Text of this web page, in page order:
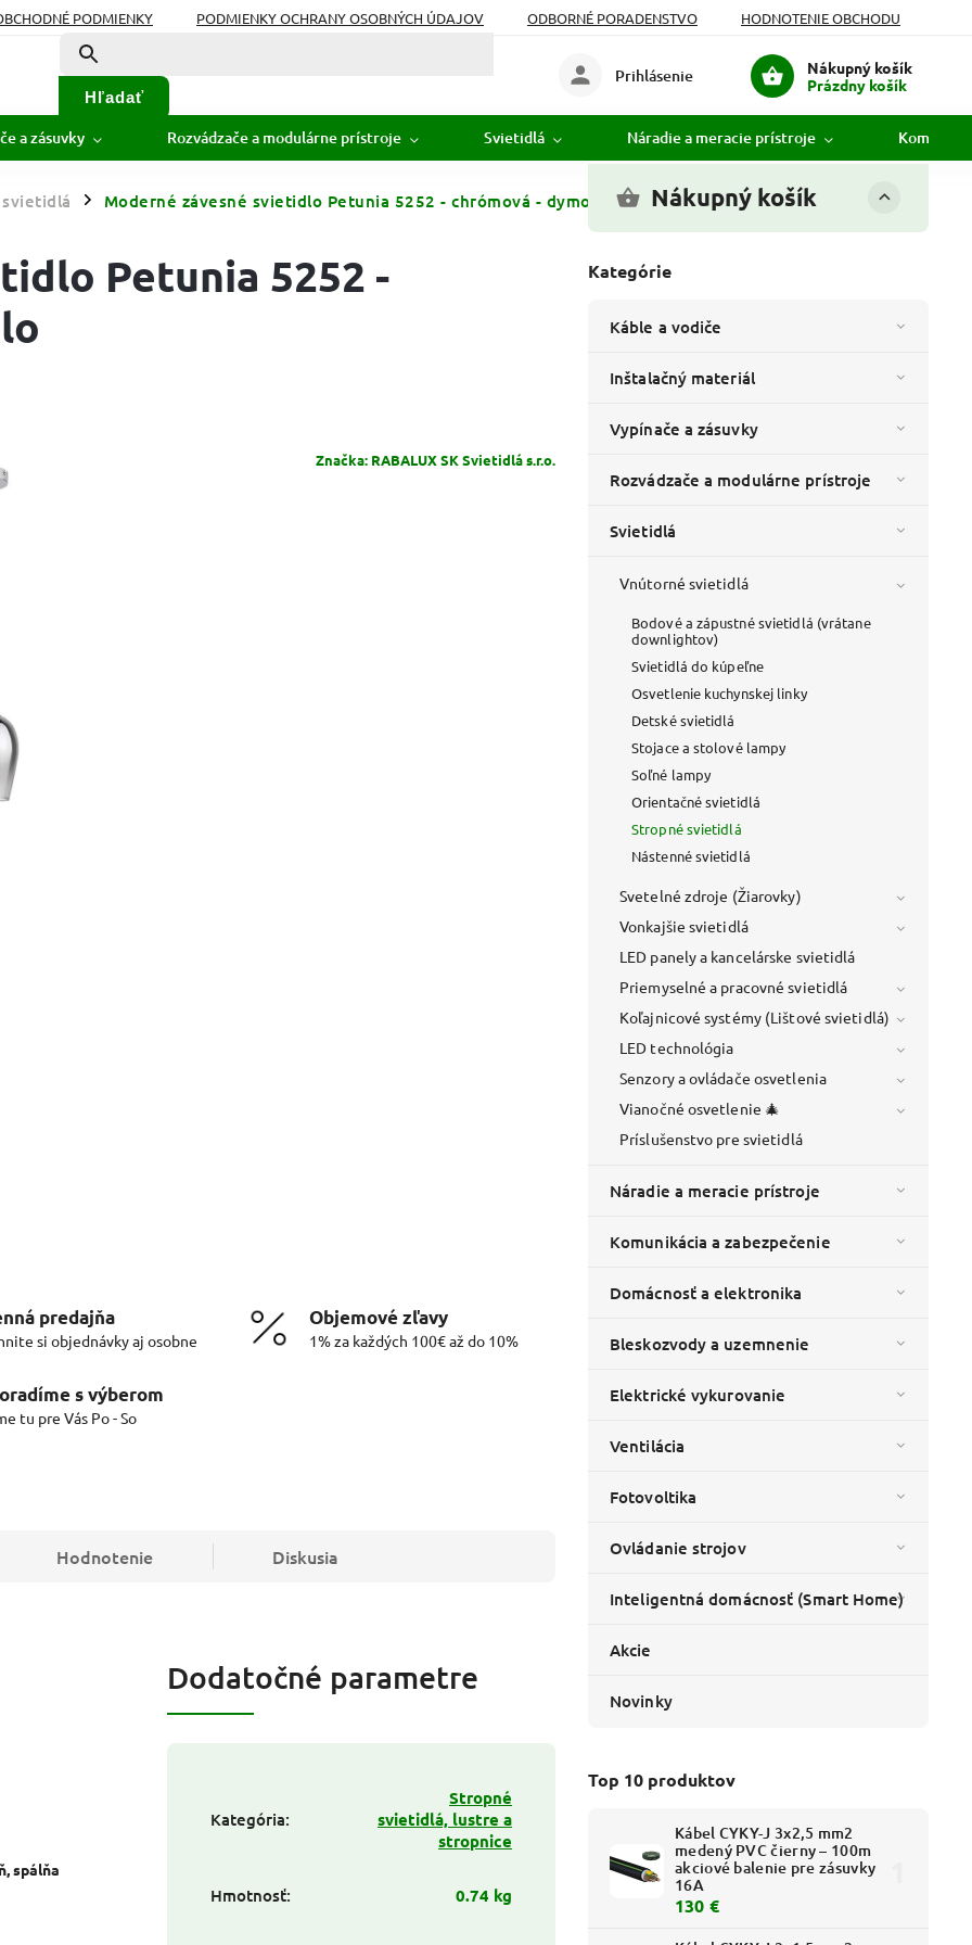
PODMIENKY PODMIENKY OCHRANY OSOBNÝCH ÚDAJOV ODBORNÉ PORADENSTVO HODNOTENIE OBCHODU
Hľadať
Nákupný košík
Prázdny košík
Prihlásenie
a zásuvky Rozvádzače a modulárne prístroje Svietidlá Náradie a meracie prístroje
/ Moderné závesné svietidlo Petunia 5252 - chrómová - dymové sklo Nákupný košík
Kategórie
Káble a vodiče
Inštalačný materiál
Vypínače a zásuvky
Rozvádzače a modulárne prístroje
Svietidlá
Vnútorné svietidlá
Bodové a zápustné svietidlá (vrátane
downlightov)
Svietidlá do kúpeľne
Osvetlenie kuchynskej linky
Detské svietidlá
Stojace a stolové lampy
Soľné lampy
Orientačné svietidlá
Stropné svietidlá
Nástenné svietidlá
Svetelné zdroje (Žiarovky)
Vonkajšie svietidlá
LED panely a kancelárske svietidlá
Priemyselné a pracovné svietidlá
Koľajnicové systémy (Lištové svietidlá)
LED technológia
Senzory a ovládače osvetlenia
Vianočné osvetlenie 🎄
Príslušenstvo pre svietidlá
Náradie a meracie prístroje
Komunikácia a zabezpečenie
Domácnosť a elektronika
Bleskozvody a uzemnenie
Elektrické vykurovanie
Ventilácia
Fotovoltika
Ovládanie strojov
Inteligentná domácnosť (Smart Home)
Akcie
Novinky
Top 10 produktov
Kábel CYKY-J 3x2,5 mm2
medený PVC čierny – 100m
akciové balenie pre zásuvky
16A
130 €
Petunia 5252 -
Značka: RABALUX SK Svietidlá s.r.o.
predajňa
si objednávky aj osobne
Objemové zľavy
1% za každých 100€ až do 10%
s výberom
tu pre Vás Po - So
Hodnotenie Diskusia
spálňa
Dodatočné parametre
Kategória:
Stropné
svietidlá, lustre a
stropnice
Hmotnosť: 0.74 kg